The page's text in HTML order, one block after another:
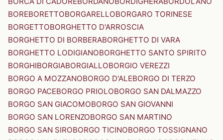
BOREBORETTOBORGARELLOBORGARO TORINESE
BORGETTOBORGHETTO D'ARROSCIA
BORGHETTO DI BORBERABORGHETTO DI VARA
BORGHETTO LODIGIANOBORGHETTO SANTO SPIRITO
BORGHIBORGIABORGIALLOBORGIO VEREZZI
BORGO A MOZZANOBORGO D'ALEBORGO DI TERZO
BORGO PACEBORGO PRIOLOBORGO SAN DALMAZZO
BORGO SAN GIACOMOBORGO SAN GIOVANNI
BORGO SAN LORENZOBORGO SAN MARTINO
BORGO SAN SIROBORGO TICINOBORGO TOSSIGNANO